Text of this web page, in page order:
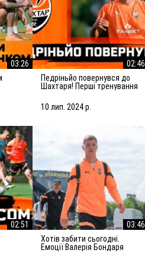
03:26
02:46
Педріньйо повернувся до
Шахтаря! Перші тренування
10 лип. 2024 р.
02:51
03:46
Хотів забити сьогодні.
Емоції Валерія Бондаря